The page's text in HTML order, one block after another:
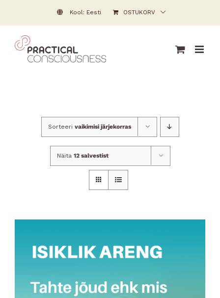
to
content
Kool: Eesti OSTUKORV
Sorteeri vaikimisi järjekorras
Näita 12 salvestist